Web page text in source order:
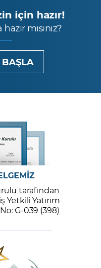
için hazır!
mısınız?
BAŞLA
tarafından
Yatırım
G-039 (398)